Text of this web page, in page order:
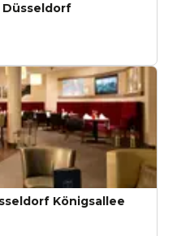
Düsseldorf
Königsallee